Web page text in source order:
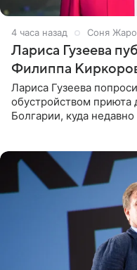
4 часа назад Соня
Лариса Гузеева
Филиппа
Лариса Гузеева
обустройством приюта
Болгарии, куда недавно